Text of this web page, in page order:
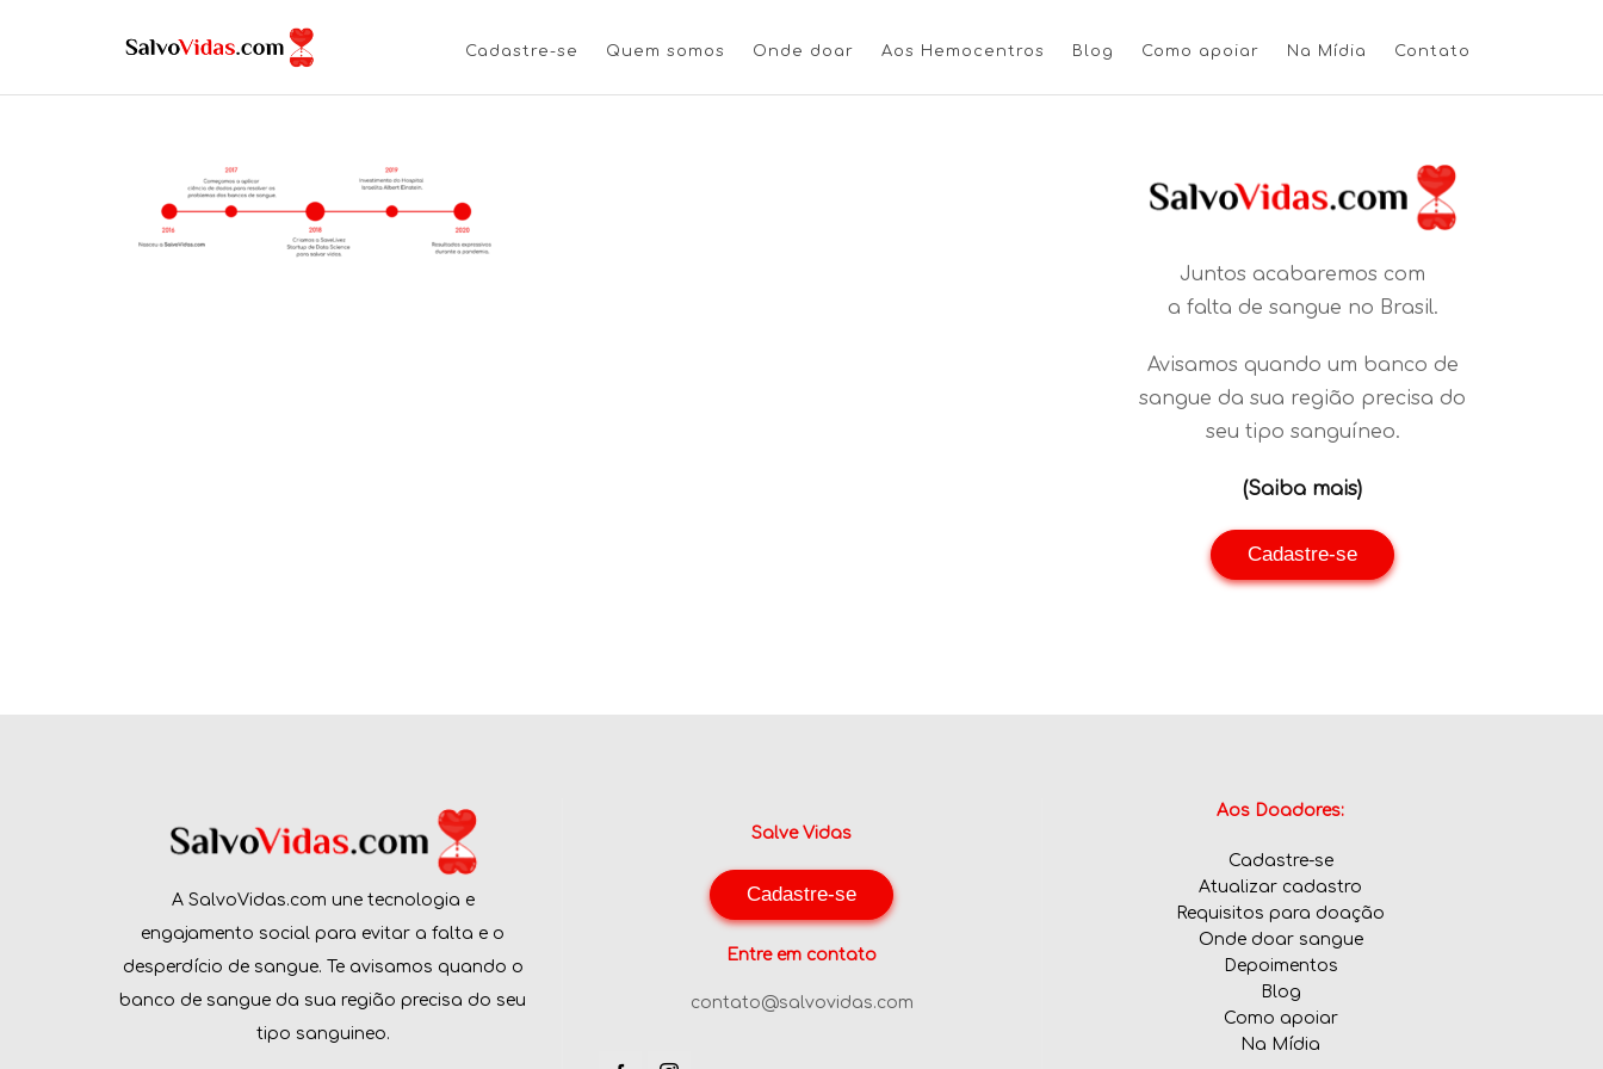
Cadastre-se Quem somos Onde doar Aos Hemocentros Blog Como apoiar Na Mídia Contato
Juntos acabaremos com
a falta de sangue no Brasil.
Avisamos quando um banco de
sangue da sua região precisa do
seu tipo sanguíneo.
(Saiba mais)
Cadastre-se
A SalvoVidas.com une tecnologia e
engajamento social para evitar a falta e o
desperdício de sangue. Te avisamos quando o
banco de sangue da sua região precisa do seu
tipo sanguineo.
Salve Vidas
Cadastre-se
Entre em contato
contato@salvovidas.com
Aos Doadores:
Cadastre-se
Atualizar cadastro
Requisitos para doação
Onde doar sangue
Depoimentos
Blog
Como apoiar
Na Mídia